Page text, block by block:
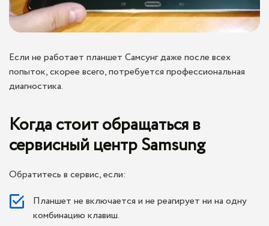
Если не работает планшет Самсунг даже после всех
попыток, скорее всего, потребуется профессиональная
диагностика.
Когда стоит обращаться в
сервисный центр Samsung
Обратитесь в сервис, если:
Планшет не включается и не реагирует ни на одну
комбинацию клавиш.